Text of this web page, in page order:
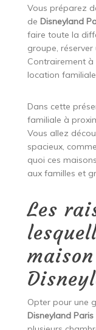
Vous préparez
de Disneyland
faire toute la
groupe,
Contrairement à
location
Dans cette
familiale à
Vous allez
spacieux,
quoi ces
aux familles et
Les
Opter pour une
Disneyland Paris